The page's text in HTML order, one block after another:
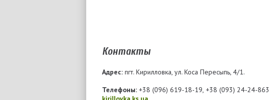
Контакты
Адрес:пгт. Кирилловка, ул. Коса Пересыпь, 4/1.
Телефоны:+38 (096) 619-18-19, +38 (093) 24-24-863